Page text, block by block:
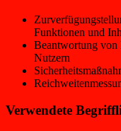
Funktionen und
Beantwortung
Nutzern
Verwendete